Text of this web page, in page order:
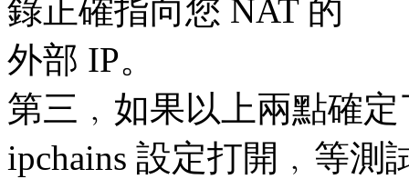
錄正確指向您 NAT 的
外部 IP。
第三﹐如果以上兩點確
ipchains 設定打開﹐等測